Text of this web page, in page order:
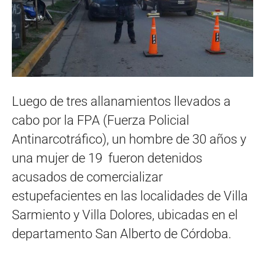
Luego de tres allanamientos llevados a
cabo por la FPA (Fuerza Policial
Antinarcotráfico), un hombre de 30 años y
una mujer de 19 fueron detenidos
acusados de comercializar
estupefacientes en las localidades de Villa
Sarmiento y Villa Dolores, ubicadas en el
departamento San Alberto de Córdoba.